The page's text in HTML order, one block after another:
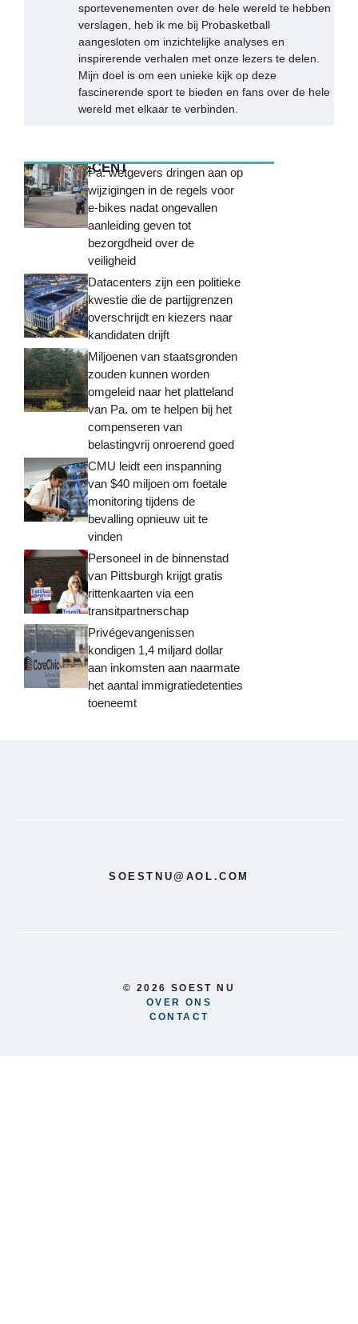
sportevenementen over de hele wereld te hebben
verslagen, heb ik me bij Probasketball
aangesloten om inzichtelijke analyses en
inspirerende verhalen met onze lezers te delen.
Mijn doel is om een unieke kijk op deze
fascinerende sport te bieden en fans over de hele
wereld met elkaar te verbinden.
MEEST RECENTPa. wetgevers dringen aan op
wijzigingen in de regels voor
e-bikes nadat ongevallen
aanleiding geven tot
bezorgdheid over de
veiligheid
Datacenters zijn een politieke
kwestie die de partijgrenzen
overschrijdt en kiezers naar
kandidaten drijft
Miljoenen van staatsgronden
zouden kunnen worden
omgeleid naar het platteland
van Pa. om te helpen bij het
compenseren van
belastingvrij onroerend goed
CMU leidt een inspanning
van $40 miljoen om foetale
monitoring tijdens de
bevalling opnieuw uit te
vinden
Personeel in de binnenstad
van Pittsburgh krijgt gratis
rittenkaarten via een
transitpartnerschap
Privégevangenissen
kondigen 1,4 miljard dollar
aan inkomsten aan naarmate
het aantal immigratiedetenties
toeneemt
SOESTNU@AOL.COM
© 2026 SOEST NU
OVER ONS
CONTACT